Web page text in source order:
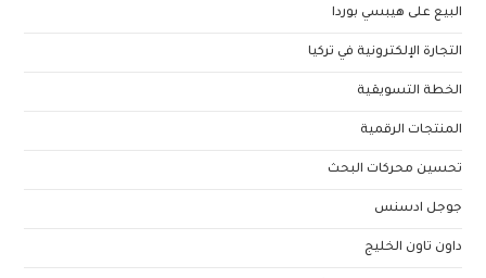
البيع على هيبسي بوردا
التجارة الإلكترونية في تركيا
الخطة التسويقية
المنتجات الرقمية
تحسين محركات البحث
جوجل ادسنس
داون تاون الخليج